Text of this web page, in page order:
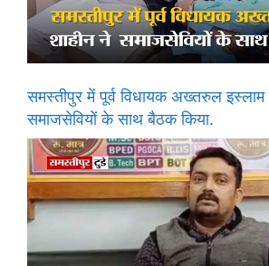
समस्तीपुर में पूर्व विधायक अख्तरुल इस्लाम
समाजसेवियों के साथ बैठक किया.